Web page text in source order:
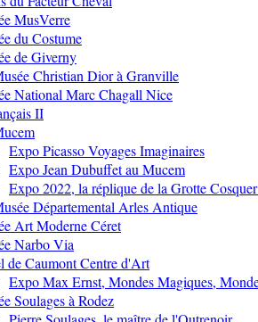
MusVerre
du Costume
de Giverny
Christian Dior à Granville
National Marc Chagall Nice
II
Expo Picasso Voyages Imaginaires
Expo Jean Dubuffet au Mucem
Expo 2022, la réplique de la Grotte
Départemental Arles Antique
Art Moderne Céret
Narbo Via
de Caumont Centre d'Art
Expo Max Ernst, Mondes Magiques,
Soulages à Rodez